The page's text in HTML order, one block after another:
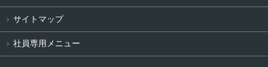
サイトマップ
社員専用メニュー